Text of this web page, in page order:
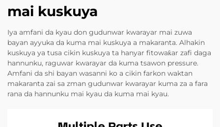
mai kuskuya
Iya amfani da kyau don gudunwar kwarayar mai zuwa
bayan ayyuka da kuma mai kuskuya a makaranta. Alhakin
kuskuya ya tusa cikin kuskuya ta hanyar fitowaƙar zafi daga
hannunku, raguwar kwarayar da kuma tsawon pressure.
Amfani da shi bayan wasanni ko a cikin farkon waktan
makaranta zai sa zman gudunwar kwarayar kuma za a fara
rana da hannunku mai kyau da kuma mai kyau.